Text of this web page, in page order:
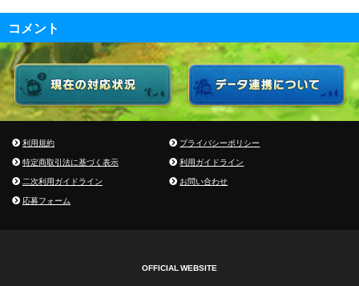
コメント
利用規約
プライバシーポリシー
特定商取引法に基づく表示
利用ガイドライン
二次利用ガイドライン
お問い合わせ
応募フォーム
OFFICIAL WEBSITE